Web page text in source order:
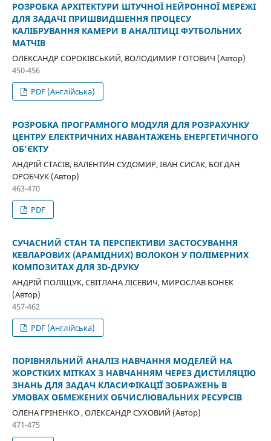
РОЗРОБКА АРХІТЕКТУРИ ШТУЧНОЇ НЕЙРОННОЇ МЕРЕЖІ
ДЛЯ ЗАДАЧІ ПРИШВИДШЕННЯ ПРОЦЕСУ
КАЛІБРУВАННЯ КАМЕРИ В АНАЛІТИЦІ ФУТБОЛЬНИХ
МАТЧІВ
ОЛЕКСАНДР СОРОКІВСЬКИЙ, ВОЛОДИМИР ГОТОВИЧ (Автор)
450-456
PDF (Англійська)
РОЗРОБКА ПРОГРАМНОГО МОДУЛЯ ДЛЯ РОЗРАХУНКУ
ЦЕНТРУ ЕЛЕКТРИЧНИХ НАВАНТАЖЕНЬ ЕНЕРГЕТИЧНОГО
ОБ’ЄКТУ
АНДРІЙ СТАСІВ, ВАЛЕНТИН СУДОМИР, ІВАН СИСАК, БОГДАН
ОРОБЧУК (Автор)
463-470
PDF
СУЧАСНИЙ СТАН ТА ПЕРСПЕКТИВИ ЗАСТОСУВАННЯ
КЕВЛАРОВИХ (АРАМІДНИХ) ВОЛОКОН У ПОЛІМЕРНИХ
КОМПОЗИТАХ ДЛЯ 3D-ДРУКУ
АНДРІЙ ПОЛІЩУК, СВІТЛАНА ЛІСЕВИЧ, МИРОСЛАВ БОНЕК
(Автор)
457-462
PDF (Англійська)
ПОРІВНЯЛЬНИЙ АНАЛІЗ НАВЧАННЯ МОДЕЛЕЙ НА
ЖОРСТКИХ МІТКАХ З НАВЧАННЯМ ЧЕРЕЗ ДИСТИЛЯЦІЮ
ЗНАНЬ ДЛЯ ЗАДАЧ КЛАСИФІКАЦІЇ ЗОБРАЖЕНЬ В
УМОВАХ ОБМЕЖЕНИХ ОБЧИСЛЮВАЛЬНИХ РЕСУРСІВ
ОЛЕНА ГРІНЕНКО , ОЛЕКСАНДР СУХОВИЙ (Автор)
471-475